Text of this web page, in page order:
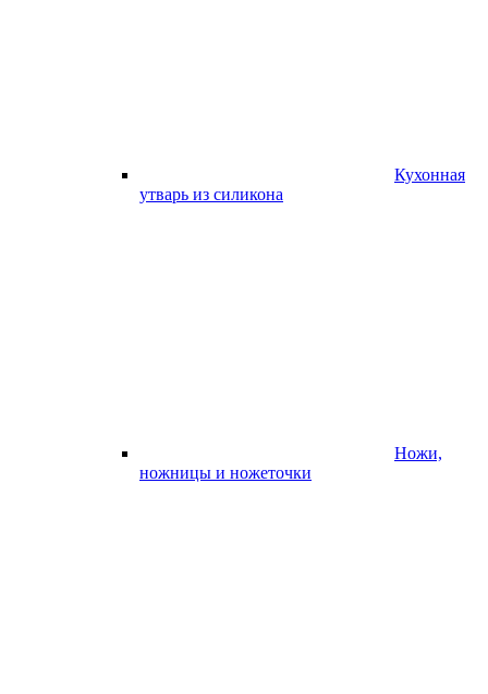
Кухонная
утварь из силикона
Ножи,
ножницы и ножеточки